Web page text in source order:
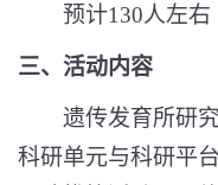
预计130人左右
三、活动内容
遗传发育所研
科研单元与科研平